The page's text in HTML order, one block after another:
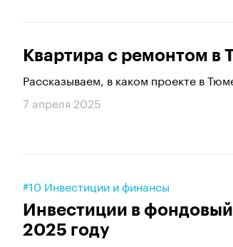
Квартира с ремонтом в
Рассказываем, в каком проекте в
7 апреля 2025
#10 Инвестиции и финансы
Инвестиции в
2025 году